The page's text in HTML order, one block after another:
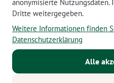
E-Mail:
Telefon: +49 30 227 70907
Im Wahlkreis Pankow
Wahlkreisbüro Julia
10437 Berlin
anonymisierte Nutzungsdaten.
Dritte weitergegeben.
Weitere Informationen finden
Datenschutzerklärung
Alle